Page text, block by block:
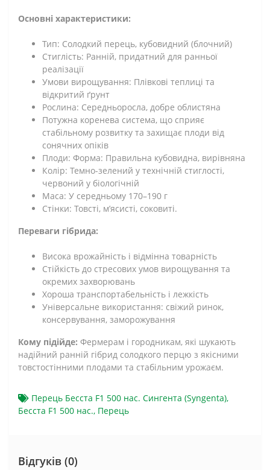
Основні характеристики:
Тип: Солодкий перець, кубовидний (блочний)
Стиглість: Ранній, придатний для ранньої
реалізації
Умови вирощування: Плівкові теплиці та
відкритий ґрунт
Рослина: Середньоросла, добре облистяна
Потужна коренева система, що сприяє
стабільному розвитку та захищає плоди від
сонячних опіків
Плоди: Форма: Правильна кубовидна, вирівняна
Колір: Темно-зелений у технічній стиглості,
червоний у біологічній
Маса: У середньому 170–190 г
Стінки: Товсті, м’ясисті, соковиті.
Переваги гібрида:
Висока врожайність і відмінна товарність
Стійкість до стресових умов вирощування та
окремих захворювань
Хороша транспортабельність і лежкість
Універсальне використання: свіжий ринок,
консервування, заморожування
Кому підійде: Фермерам і городникам, які шукають
надійний ранній гібрид солодкого перцю з якісними
товстостінними плодами та стабільним урожаєм.
Перець Бесста F1 500 нас. Сингента (Syngenta),
Бесста F1 500 нас., Перець
Відгуків (0)